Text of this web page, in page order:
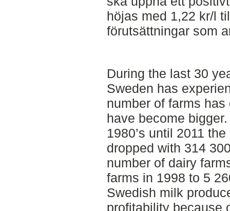
höjas med 1,22 kr/l
förutsättningar som
During the last 30
Sweden has
number of farms
have become
1980’s until 2011
dropped with 314
number of dairy
farms in 1998 to 5
Swedish milk
profitability because